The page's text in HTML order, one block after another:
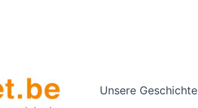
Unsere Geschichte